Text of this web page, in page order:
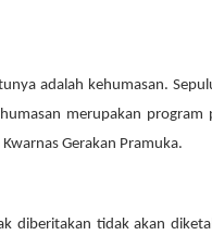
adalah kehumasan.
merupakan program
Gerakan Pramuka.
diberitakan tidak akan